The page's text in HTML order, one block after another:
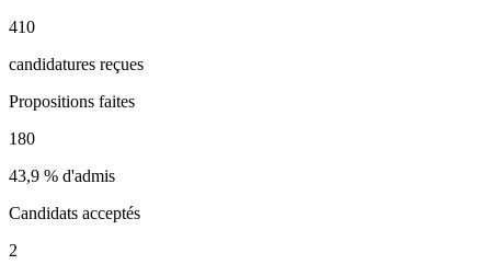
410
candidatures reçues
Propositions faites
180
43,9 % d'admis
Candidats acceptés
2